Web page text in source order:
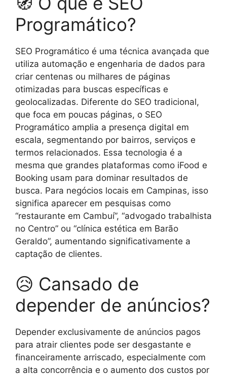
Programático?
SEO Programático é uma técnica avançada que
utiliza automação e engenharia de dados para
criar centenas ou milhares de páginas
otimizadas para buscas específicas e
geolocalizadas. Diferente do SEO tradicional,
que foca em poucas páginas, o SEO
Programático amplia a presença digital em
escala, segmentando por bairros, serviços e
termos relacionados. Essa tecnologia é a
mesma que grandes plataformas como iFood e
Booking usam para dominar resultados de
busca. Para negócios locais em Campinas, isso
significa aparecer em pesquisas como
“restaurante em Cambuí”, “advogado trabalhista
no Centro” ou “clínica estética em Barão
Geraldo”, aumentando significativamente a
captação de clientes.
😥 Cansado de
depender de anúncios?
Depender exclusivamente de anúncios pagos
para atrair clientes pode ser desgastante e
financeiramente arriscado, especialmente com
a alta concorrência e o aumento dos custos por